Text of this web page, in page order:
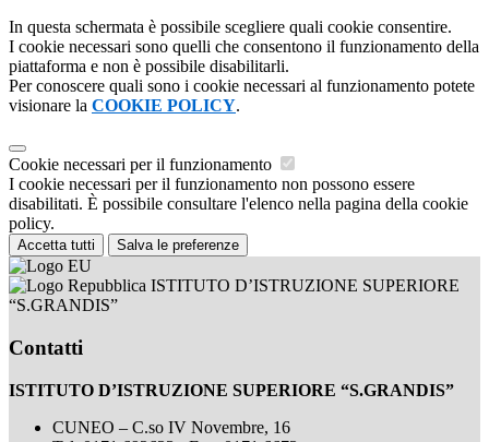
In questa schermata è possibile scegliere quali cookie consentire.
I cookie necessari sono quelli che consentono il funzionamento della
piattaforma e non è possibile disabilitarli.
Per conoscere quali sono i cookie necessari al funzionamento potete
visionare la COOKIE POLICY.
Cookie necessari per il funzionamento
I cookie necessari per il funzionamento non possono essere
disabilitati. È possibile consultare l'elenco nella pagina della cookie
policy.
Accetta tutti Salva le preferenze
ISTITUTO D’ISTRUZIONE SUPERIORE
“S.GRANDIS”
Contatti
ISTITUTO D’ISTRUZIONE SUPERIORE “S.GRANDIS”
CUNEO – C.so IV Novembre, 16